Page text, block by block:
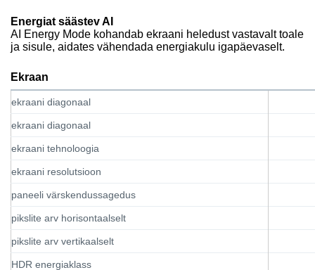
Energiat säästev AI
AI Energy Mode kohandab ekraani heledust vastavalt toale
ja sisule, aidates vähendada energiakulu igapäevaselt.
Ekraan
ekraani diagonaal
ekraani diagonaal
ekraani tehnoloogia
ekraani resolutsioon
paneeli värskendussagedus
pikslite arv horisontaalselt
pikslite arv vertikaalselt
HDR energiaklass